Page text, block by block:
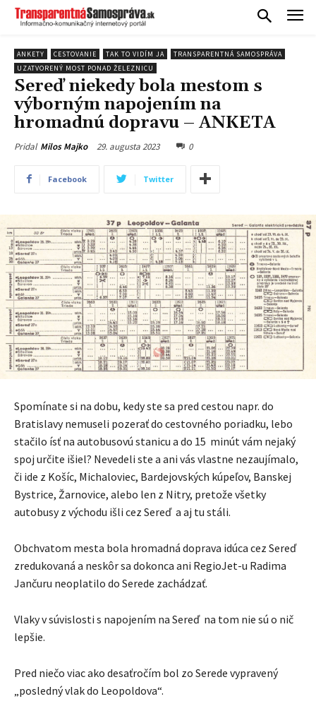
ANKETY CESTOVANIE TAK TO VIDÍM JA
TRANSPARENTNÁ SAMOSPRÁVA
UZATVORENÝ MOST PONAD ŽELEZNICU
Sereď niekedy bola mestom s
výborným napojením na
hromadnú dopravu – ANKETA
Pridal Milos Majko 29. augusta 2023 0
Facebook Twitter
Spomínate si na dobu, kedy ste sa pred cestou napr. do
Bratislavy nemuseli pozerať do cestovného poriadku, lebo
stačilo ísť na autobusovú stanicu a do 15 minút vám nejaký
spoj určite išiel? Nevedeli ste a ani vás vlastne nezaujímalo,
či ide z Košíc, Michaloviec, Bardejovských kúpeľov, Banskej
Bystrice, Žarnovice, alebo len z Nitry, pretože všetky
autobusy z východu išli cez Sereď a aj tu stáli.
Obchvatom mesta bola hromadná doprava idúca cez Sereď
zredukovaná a neskôr sa dokonca ani RegioJet-u Radima
Jančuru neoplatilo do Serede zachádzať.
Vlaky v súvislosti s napojením na Sereď na tom nie sú o nič
lepšie.
Pred niečo viac ako desaťročím bol zo Serede vypravený
„posledný vlak do Leopoldova“.